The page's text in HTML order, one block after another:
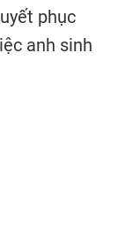
phục
anh sinh